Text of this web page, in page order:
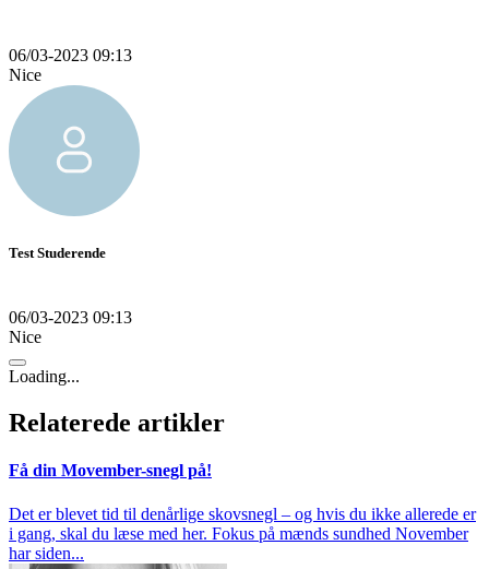
06/03-2023 09:13
Nice
Test Studerende
06/03-2023 09:13
Nice
Loading...
Relaterede artikler
Få din Movember-snegl på!
Det er blevet tid til denårlige skovsnegl – og hvis du ikke allerede er
i gang, skal du læse med her. Fokus på mænds sundhed November
har siden...